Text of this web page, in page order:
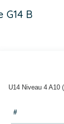
G14 B
U14 Niveau 4 A10
#